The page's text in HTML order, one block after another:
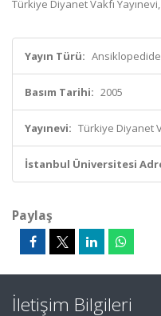
Türkiye Diyanet Vakfı
Yayın Türü:
Basım Tarihi: 2005
Yayınevi: Türkiye Diyanet
İstanbul Üniversitesi
Paylaş
İletişim Bilgileri